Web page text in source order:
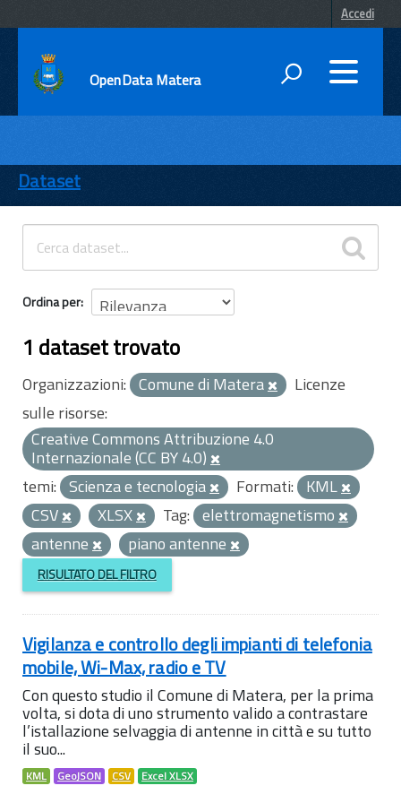
Accedi
OpenData Matera
ENTI
TEMI
INFORMAZIONI
Dataset
Ordina per
1 dataset trovato
Organizzazioni: Comune di Matera
Licenze
sulle risorse:
Creative Commons Attribuzione 4.0
Internazionale (CC BY 4.0)
temi: Scienza e tecnologia Formati: KML
CSV
XLSX Tag: elettromagnetismo
antenne
piano antenne
RISULTATO DEL FILTRO
Vigilanza e controllo degli impianti di telefonia
mobile, Wi-Max, radio e TV
Con questo studio il Comune di Matera, per la prima
volta, si dota di uno strumento valido a contrastare
l’istallazione selvaggia di antenne in città e su tutto
il suo...
KML GeoJSON CSV Excel XLSX